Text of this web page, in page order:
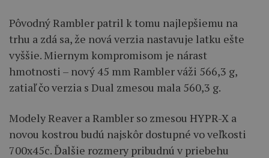
Pôvodný Rambler patril k tomu najlepšiemu na
trhu a zdá sa, že nová verzia nastavuje latku ešte
vyššie. Miernym kompromisom je nárast
hmotnosti – nový 45 mm Rambler váži 566,3 g,
zatiaľ čo verzia s Dual zmesou mala 560,3 g.
Modely Reaver a Rambler so zmesou HYPR-X a
novou kostrou budú najskôr dostupné vo veľkosti
700x45c. Ďalšie rozmery pribudnú v priebehu